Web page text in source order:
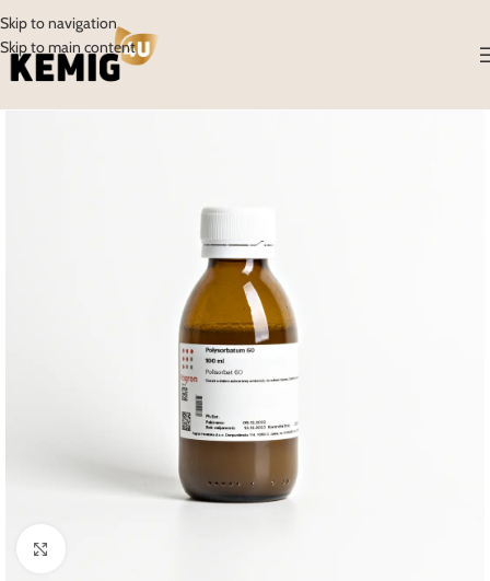
Skip to navigation
Skip to main content